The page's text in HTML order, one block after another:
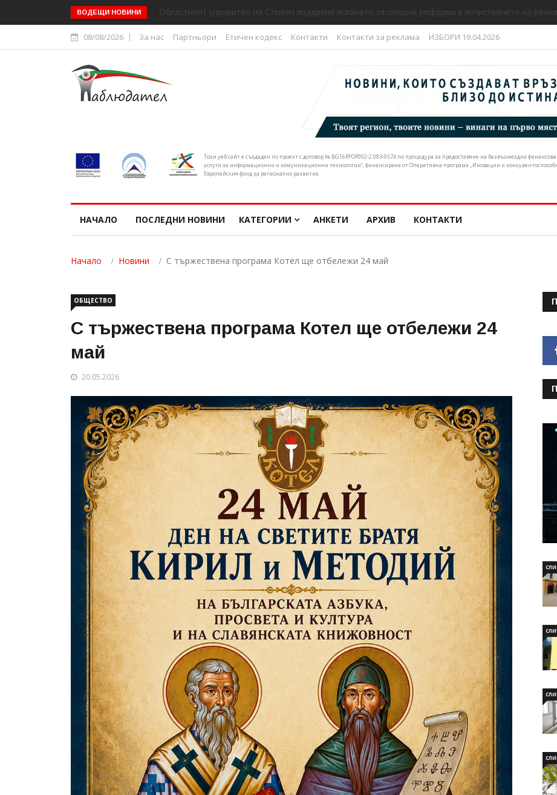
ВОДЕЩИ НОВИНИ Областният управител на Сливен подкрепи искането за спешна реформа в почистването на
08/08/2026 За нас Партньори Етичен кодекс Контакти Контакти за реклама ИЗБОРИ 19.04.2026
Този уеб сайт е създаден по проект с договор № BG16RFOP002-2.083-0574 по процедура за предоставяне на безвъзмездна
услуги за информационни и комуникационни технологии“, финансирана от Оперативна програма „Иновации и
Европейския фонд за регионално развитие.
НАЧАЛО ПОСЛЕДНИ НОВИНИ КАТЕГОРИИ АНКЕТИ АРХИВ КОНТАКТИ
Начало Новини С тържествена програма Котел ще отбележи 24 май
ОБЩЕСТВО
С тържествена програма Котел ще отбележи 24
май
20.05.2026